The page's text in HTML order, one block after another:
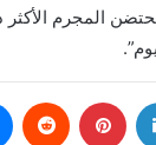
المجرم الأكثر
لينكدإن بينتيريست